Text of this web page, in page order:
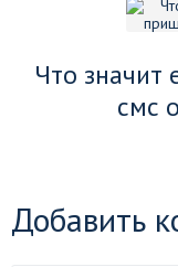
Что значит
смс
Добавить